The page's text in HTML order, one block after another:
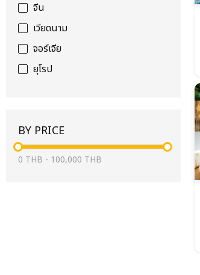
จีน
เวียดนาม
จอร์เจีย
ยุโรป
BY PRICE
0 THB - 100,000 THB